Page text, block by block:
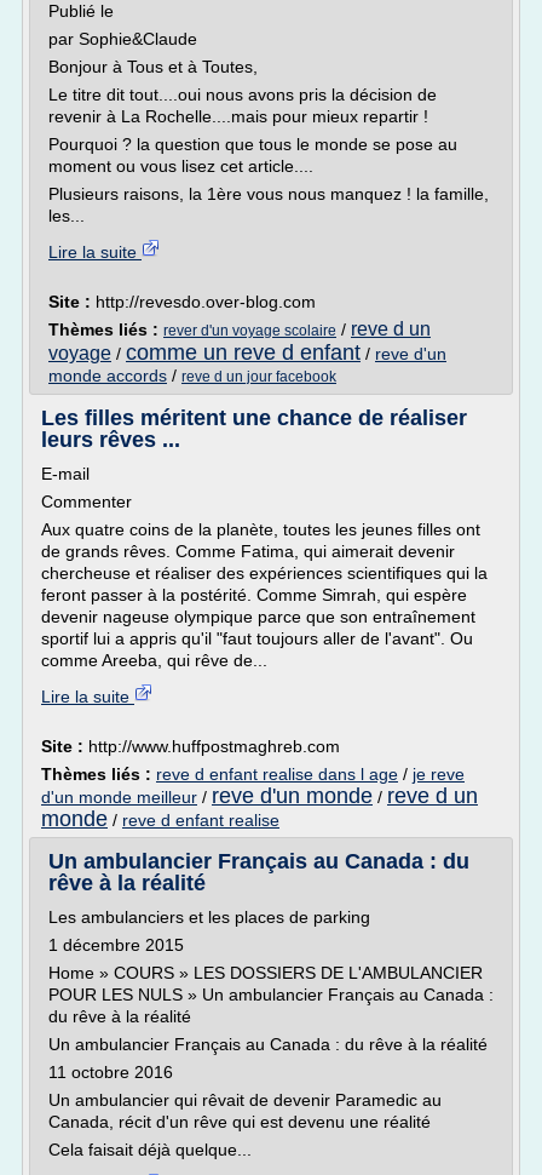
Publié le
par Sophie&Claude
Bonjour à Tous et à Toutes,
Le titre dit tout....oui nous avons pris la décision de
revenir à La Rochelle....mais pour mieux repartir !
Pourquoi ? la question que tous le monde se pose au
moment ou vous lisez cet article....
Plusieurs raisons, la 1ère vous nous manquez ! la famille,
les...
Lire la suite
Site : http://revesdo.over-blog.com
Thèmes liés : rever d'un voyage scolaire / reve d un
voyage / comme un reve d enfant / reve d'un
monde accords / reve d un jour facebook
Les filles méritent une chance de réaliser
leurs rêves ...
E-mail
Commenter
Aux quatre coins de la planète, toutes les jeunes filles ont
de grands rêves. Comme Fatima, qui aimerait devenir
chercheuse et réaliser des expériences scientifiques qui la
feront passer à la postérité. Comme Simrah, qui espère
devenir nageuse olympique parce que son entraînement
sportif lui a appris qu'il "faut toujours aller de l'avant". Ou
comme Areeba, qui rêve de...
Lire la suite
Site : http://www.huffpostmaghreb.com
Thèmes liés : reve d enfant realise dans l age / je reve
d'un monde meilleur / reve d'un monde / reve d un
monde / reve d enfant realise
Un ambulancier Français au Canada : du
rêve à la réalité
Les ambulanciers et les places de parking
1 décembre 2015
Home » COURS » LES DOSSIERS DE L'AMBULANCIER
POUR LES NULS » Un ambulancier Français au Canada :
du rêve à la réalité
Un ambulancier Français au Canada : du rêve à la réalité
11 octobre 2016
Un ambulancier qui rêvait de devenir Paramedic au
Canada, récit d'un rêve qui est devenu une réalité
Cela faisait déjà quelque...